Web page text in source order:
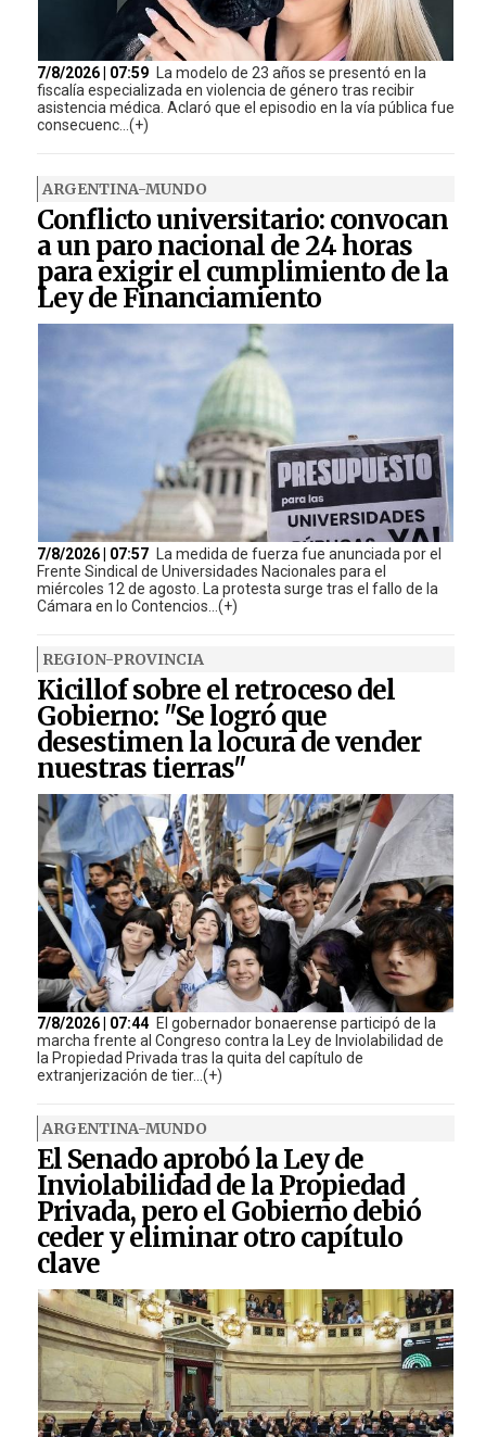
7/8/2026 | 07:59 La modelo de 23 años se presentó en la
fiscalía especializada en violencia de género tras recibir
asistencia médica. Aclaró que el episodio en la vía pública fue
consecuenc...(+)
ARGENTINA-MUNDO
Conflicto universitario: convocan
a un paro nacional de 24 horas
para exigir el cumplimiento de la
Ley de Financiamiento
7/8/2026 | 07:57
La medida de fuerza fue anunciada por el
Frente Sindical de Universidades Nacionales para el
miércoles 12 de agosto. La protesta surge tras el fallo de la
Cámara en lo Contencios...(+)
REGION-PROVINCIA
Kicillof sobre el retroceso del
Gobierno: "Se logró que
desestimen la locura de vender
nuestras tierras"
7/8/2026 | 07:44 El gobernador bonaerense participó de la
marcha frente al Congreso contra la Ley de Inviolabilidad de
la Propiedad Privada tras la quita del capítulo de
extranjerización de tier...(+)
ARGENTINA-MUNDO
El Senado aprobó la Ley de
Inviolabilidad de la Propiedad
Privada, pero el Gobierno debió
ceder y eliminar otro capítulo
clave